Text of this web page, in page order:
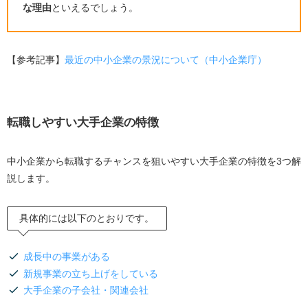
TOEICの必要点数は？
た対策を進めよう
な理由といえるでしょう。
【参考記事】 最近の中小企業の景況について（中小企業庁）
転職しやすい大手企業の特徴
中小企業から転職するチャンスを狙いやすい大手企業の特徴を3つ解
説します。
具体的には以下のとおりです。
成長中の事業がある
新規事業の立ち上げをしている
大手企業の子会社・関連会社